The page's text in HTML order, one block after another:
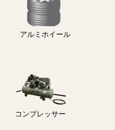
アルミホイール
コンプレッサー